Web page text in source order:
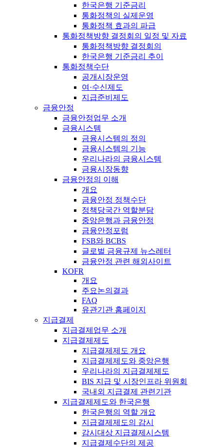
한국은행 기준금리
통화정책의 실제운영
통화정책 효과의 파급
통화정책방향 결정회의 일정 및 자료
통화정책방향 결정회의
한국은행 기준금리 추이
통화정책수단
공개시장운영
여·수신제도
지급준비제도
금융안정
금융안정업무 소개
금융시스템
금융시스템의 정의
금융시스템의 기능
우리나라의 금융시스템
금융시장동향
금융안정의 이해
개요
금융안정 정책수단
정책당국간 역할분담
중앙은행과 금융안정
금융안정포럼
FSB와 BCBS
글로벌 금융규제 뉴스레터
금융안정 관련 해외사이트
KOFR
개요
주요논의결과
FAQ
유관기관 홈페이지
지급결제
지급결제업무 소개
지급결제제도
지급결제제도 개요
지급결제제도와 중앙은행
우리나라의 지급결제제도
BIS 지급 및 시장인프라 위원회
국내외 지급결제 관련기관
지급결제제도와 한국은행
한국은행의 역할 개요
지급결제제도의 감시
감시대상 지급결제시스템
지급결제수단의 제공